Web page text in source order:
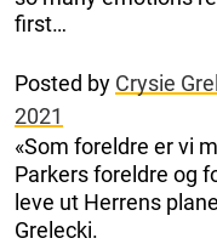
first…
Posted by Crysie
2021
«Som foreldre er vi
Parkers foreldre og
leve ut Herrens
Grelecki.